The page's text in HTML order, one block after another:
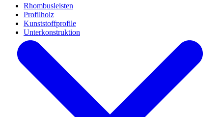
Rhombusleisten
Profilholz
Kunststoffprofile
Unterkonstruktion